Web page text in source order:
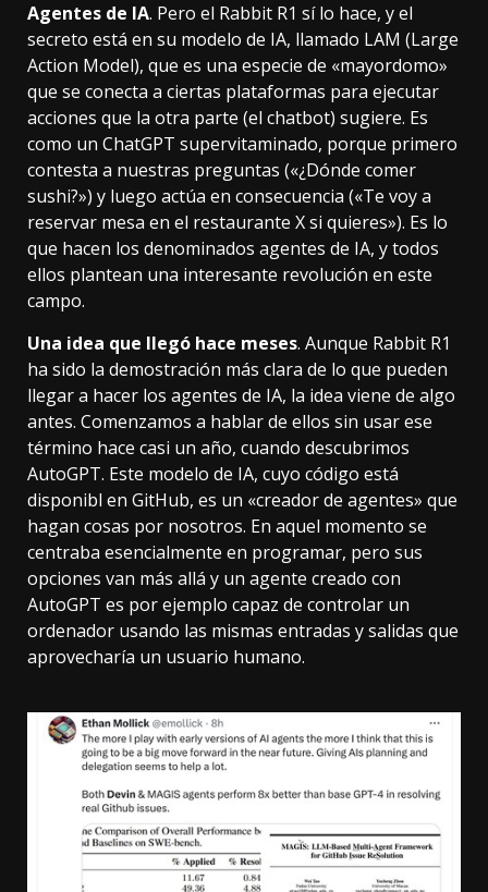
Agentes de IA. Pero el Rabbit R1 sí lo hace, y el
secreto está en su modelo de IA, llamado LAM (Large
Action Model), que es una especie de «mayordomo»
que se conecta a ciertas plataformas para ejecutar
acciones que la otra parte (el chatbot) sugiere. Es
como un ChatGPT supervitaminado, porque primero
contesta a nuestras preguntas («¿Dónde comer
sushi?») y luego actúa en consecuencia («Te voy a
reservar mesa en el restaurante X si quieres»). Es lo
que hacen los denominados agentes de IA, y todos
ellos plantean una interesante revolución en este
campo.
Una idea que llegó hace meses. Aunque Rabbit R1
ha sido la demostración más clara de lo que pueden
llegar a hacer los agentes de IA, la idea viene de algo
antes. Comenzamos a hablar de ellos sin usar ese
término hace casi un año, cuando descubrimos
AutoGPT. Este modelo de IA, cuyo código está
disponibl en GitHub, es un «creador de agentes» que
hagan cosas por nosotros. En aquel momento se
centraba esencialmente en programar, pero sus
opciones van más allá y un agente creado con
AutoGPT es por ejemplo capaz de controlar un
ordenador usando las mismas entradas y salidas que
aprovecharía un usuario humano.